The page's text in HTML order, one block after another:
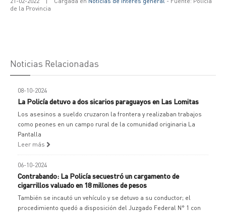
de la Provincia
Noticias Relacionadas
08-10-2024
La Policía detuvo a dos sicarios paraguayos en Las Lomitas
Los asesinos a sueldo cruzaron la frontera y realizaban trabajos
como peones en un campo rural de la comunidad originaria La
Pantalla
Leer más
06-10-2024
Contrabando: La Policía secuestró un cargamento de
cigarrillos valuado en 18 millones de pesos
También se incautó un vehículo y se detuvo a su conductor; el
procedimiento quedó a disposición del Juzgado Federal N° 1 con